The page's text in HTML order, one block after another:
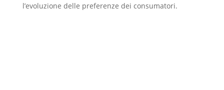
l’evoluzione delle preferenze dei consumatori.